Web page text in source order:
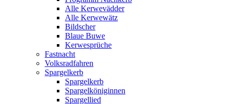
Alle Kerwevädder
Alle Kerwewätz
Bildscher
Blaue Buwe
Kerwesprüche
Fastnacht
Volksradfahren
Spargelkerb
Spargelkerb
Spargelköniginnen
Spargellied